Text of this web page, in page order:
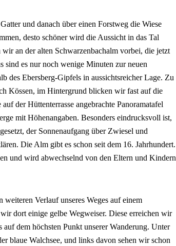
und danach über einen Forstweg die Wiese
desto schöner wird die Aussicht in das Tal
an der alten Schwarzenbachalm vorbei, die jetzt
sind es nur noch wenige Minuten zur neuen
des Ebersberg-Gipfels in aussichtsreicher Lage. Zu
Kössen, im Hintergrund blicken wir fast auf die
der Hüttenterrasse angebrachte Panoramatafel
mit Höhenangaben. Besonders eindrucksvoll ist,
der Sonnenaufgang über Zwiesel und
Die Alm gibt es schon seit dem 16. Jahrhundert.
und wird abwechselnd von den Eltern und Kindern
Verlauf unseres Weges auf einem
dort einige gelbe Wegweiser. Diese erreichen wir
dem höchsten Punkt unserer Wanderung. Unter
blaue Walchsee, und links davon sehen wir schon